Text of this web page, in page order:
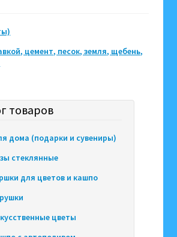
цемент, песок, земля, щебень,
товаров
дома (подарки и сувениры)
стеклянные
для цветов и кашпо
цветы